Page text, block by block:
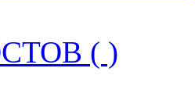
( )